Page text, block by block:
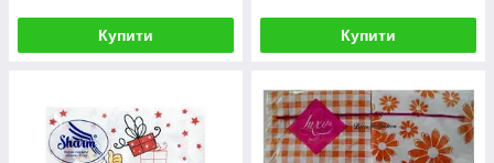
Купити Купити